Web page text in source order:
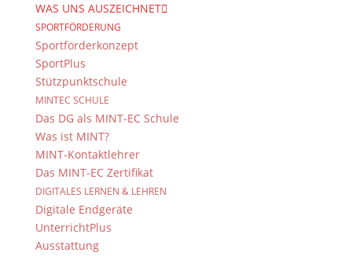
WAS UNS AUSZEICHNET
SPORTFÖRDERUNG
Sportförderkonzept
SportPlus
Stützpunktschule
MINTEC SCHULE
Das DG als MINT-EC Schule
Was ist MINT?
MINT-Kontaktlehrer
Das MINT-EC Zertifikat
DIGITALES LERNEN & LEHREN
Digitale Endgeräte
UnterrichtPlus
Ausstattung